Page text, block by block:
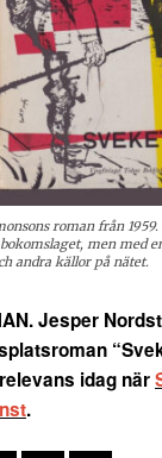
roman från
men med
andra källor på nätet.
Jesper
idag när
.